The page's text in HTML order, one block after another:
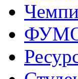
ФУМО